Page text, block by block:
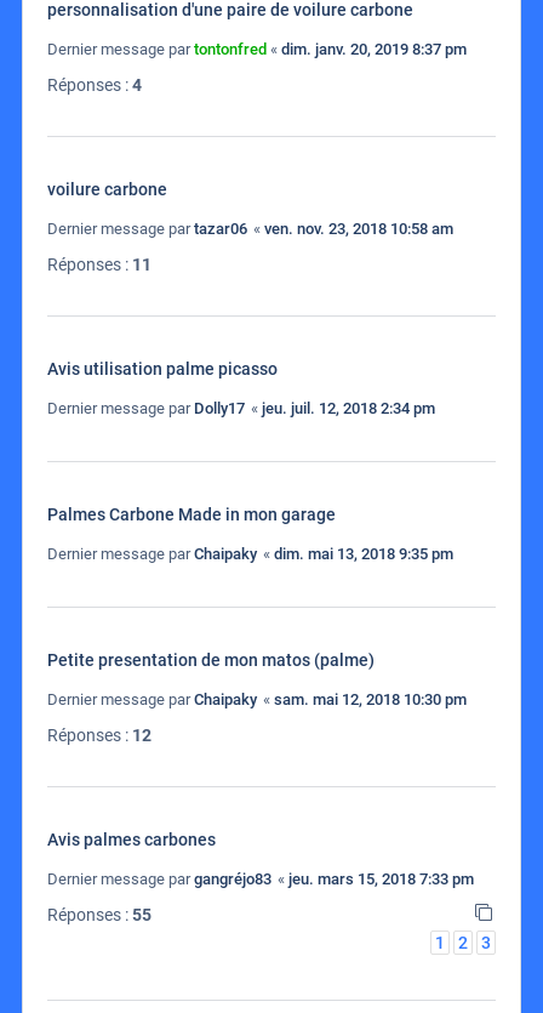
personnalisation d'une paire de voilure carbone
Dernier message partontonfred « dim. janv. 20, 2019 8:37 pm
Réponses :4
voilure carbone
Dernier message partazar06 « ven. nov. 23, 2018 10:58 am
Réponses : 11
Avis utilisation palme picasso
Dernier message par Dolly17 « jeu. juil. 12, 2018 2:34 pm
Palmes Carbone Made in mon garage
Dernier message parChaipaky « dim. mai 13, 2018 9:35 pm
Petite presentation de mon matos (palme)
Dernier message parChaipaky « sam. mai 12, 2018 10:30 pm
Réponses : 12
Avis palmes carbones
Dernier message pargangréjo83 « jeu. mars 15, 2018 7:33 pm
Réponses :55
1
2 3